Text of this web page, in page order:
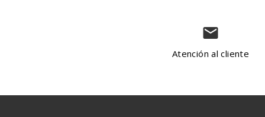
email
Atención al cliente